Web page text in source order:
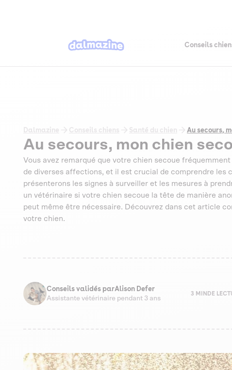
Conseils
Dalmazine Conseils chiens Santé du chien Au secours,
Au secours, mon chien
Vous avez remarqué que votre chien secoue
de diverses affections, et il est crucial de comprendre les
présenterons les signes à surveiller et les mesures à
un vétérinaire si votre chien secoue la tête de manière
peut même être nécessaire. Découvrez dans cet article
votre chien.
Conseils validés parAlison Defer
Assistante vétérinaire pendant 3 ans
3 MIN DE